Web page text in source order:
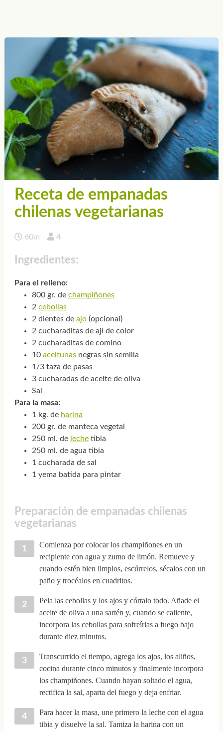
Receta de empanadas
chilenas vegetarianas
60m 4
Ingredientes:
Para el relleno:
800 gr. de champiñones
2 cebollas
2 dientes de ajo(opcional)
2 cucharaditas de ají de color
2 cucharaditas de comino
10 aceitunasnegras sin semilla
1/3 taza de pasas
3 cucharadas de aceite de oliva
Sal
Para la masa:
1 kg. de harina
200 gr. de manteca vegetal
250 ml. de lechetibia
250 ml. de agua tibia
1 cucharada de sal
1 yema batida para pintar
Preparación de empanadas chilenas
vegetarianas
Comienza por colocar los champiñones en un
recipiente con agua y zumo de limón. Remueve y
cuando estén bien limpios, escúrrelos, sécalos con un
paño y trocéalos en cuadritos.
Pela las cebollas y los ajos y córtalo todo. Añade el
aceite de oliva a una sartén y, cuando se caliente,
incorpora las cebollas para sofreírlas a fuego bajo
durante diez minutos.
Transcurrido el tiempo, agrega los ajos, los aliños,
cocina durante cinco minutos y finalmente incorpora
los champiñones. Cuando hayan soltado el agua,
rectifica la sal, aparta del fuego y deja enfriar.
Para hacer la masa, une primero la leche con el agua
tibia y disuelve la sal. Tamiza la harina con un